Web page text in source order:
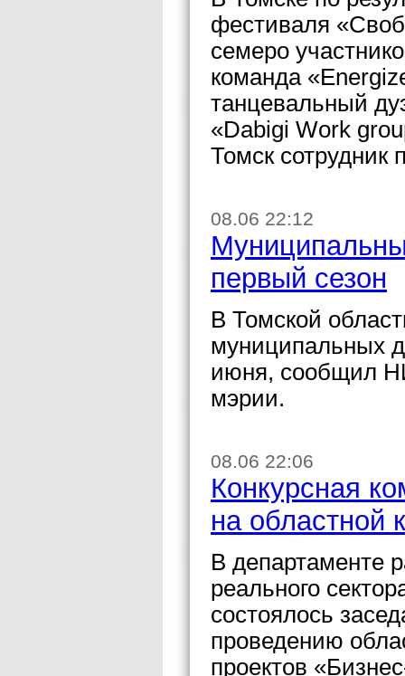
фестиваля
семеро
команда
танцевальный
«Dabigi Work
Томск сотрудник
08.06 22:12
первый сезон
В Томской
муниципальных
июня, сообщил
мэрии.
08.06 22:06
Конкурсная
на областной
В департаменте
реального
состоялось
проведению
проектов